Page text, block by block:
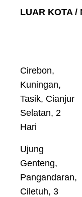
LUAR KOTA /
Cirebon,
Kuningan,
Tasik, Cianjur
Selatan, 2
Hari
Ujung
Genteng,
Pangandaran,
Ciletuh, 3